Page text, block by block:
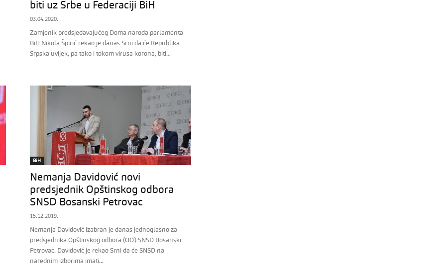
biti uz Srbe u Federaciji BiH
03.04.2020.
Zamjenik predsjedavajućeg Doma naroda parlamenta
BiH Nikola Špirić rekao je danas Srni da će Republika
Srpska uvijek, pa tako i tokom virusa korona, biti...
BiH
Nemanja Davidović novi
predsjednik Opštinskog odbora
SNSD Bosanski Petrovac
15.12.2019.
Nemanja Davidović izabran je danas jednoglasno za
predsjednika Opštinskog odbora (OO) SNSD Bosanski
Petrovac. Davidović je rekao Srni da će SNSD na
narednim izborima imati...